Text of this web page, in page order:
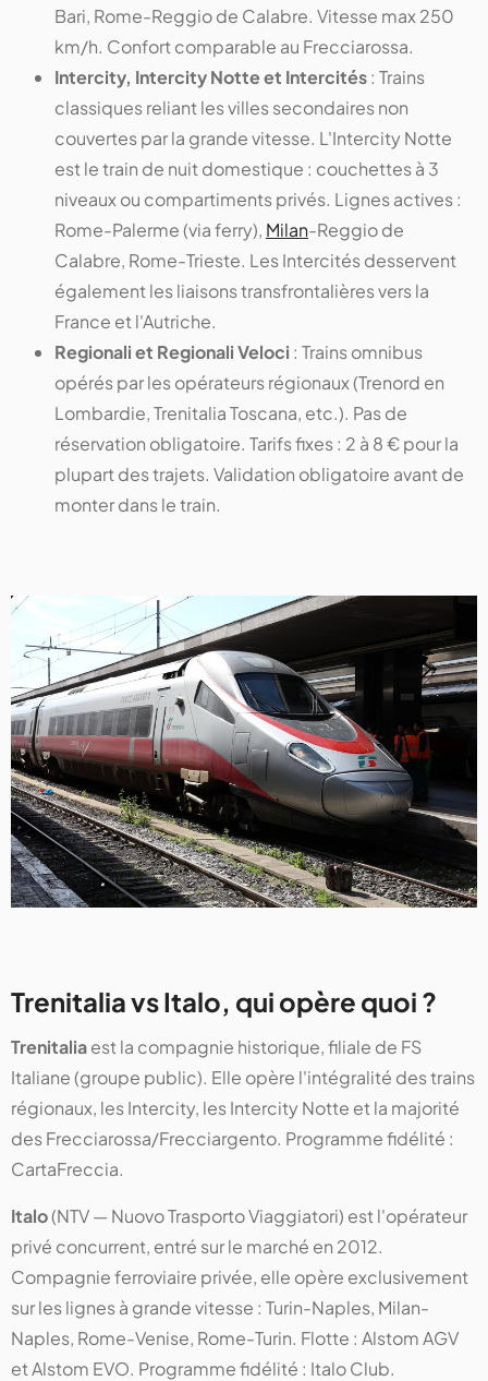
Bari, Rome-Reggio de Calabre. Vitesse max 250
km/h. Confort comparable au Frecciarossa.
Intercity, Intercity Notte et Intercités: Trains
classiques reliant les villes secondaires non
couvertes par la grande vitesse. L'Intercity Notte
est le train de nuit domestique : couchettes à 3
niveaux ou compartiments privés. Lignes actives :
Rome-Palerme (via ferry), Milan-Reggio de
Calabre, Rome-Trieste. Les Intercités desservent
également les liaisons transfrontalières vers la
France et l'Autriche.
Regionali et Regionali Veloci : Trains omnibus
opérés par les opérateurs régionaux (Trenord en
Lombardie, Trenitalia Toscana, etc.). Pas de
réservation obligatoire. Tarifs fixes : 2 à 8 € pour la
plupart des trajets. Validation obligatoire avant de
monter dans le train.
Trenitalia vs Italo, qui opère quoi ?
Trenitaliaest la compagnie historique, filiale de FS
Italiane (groupe public). Elle opère l'intégralité des trains
régionaux, les Intercity, les Intercity Notte et la majorité
des Frecciarossa/Frecciargento. Programme fidélité :
CartaFreccia.
Italo(NTV — Nuovo Trasporto Viaggiatori) est l'opérateur
privé concurrent, entré sur le marché en 2012.
Compagnie ferroviaire privée, elle opère exclusivement
sur les lignes à grande vitesse : Turin-Naples, Milan-
Naples, Rome-Venise, Rome-Turin. Flotte : Alstom AGV
et Alstom EVO. Programme fidélité : Italo Club.